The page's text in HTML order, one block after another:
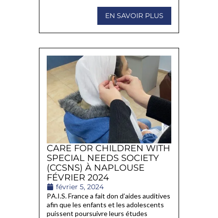
EN SAVOIR PLUS
CARE FOR CHILDREN WITH
SPECIAL NEEDS SOCIETY
(CCSNS) À NAPLOUSE
FÉVRIER 2024
février 5, 2024
PA.I.S. France a fait don d’aides auditives
afin que les enfants et les adolescents
puissent poursuivre leurs études